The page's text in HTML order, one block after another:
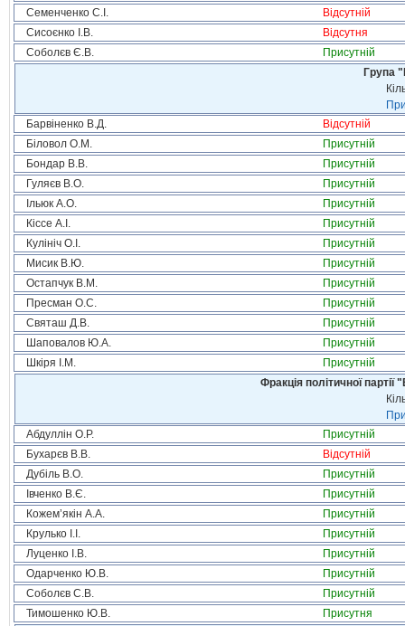
Семенченко С.І.
Відсутній
Сисоєнко І.В.
Відсутня
Соболєв Є.В.
Присутній
Група
Барвіненко В.Д.
Відсутній
Біловол О.М.
Присутній
Бондар В.В.
Присутній
Гуляєв В.О.
Присутній
Ільюк А.О.
Присутній
Кіссе А.І.
Присутній
Кулініч О.І.
Присутній
Мисик В.Ю.
Присутній
Остапчук В.М.
Присутній
Пресман О.С.
Присутній
Святаш Д.В.
Присутній
Шаповалов Ю.А.
Присутній
Шкіря І.М.
Присутній
Фракція політичної
Абдуллін О.Р.
Присутній
Бухарєв В.В.
Відсутній
Дубіль В.О.
Присутній
Івченко В.Є.
Присутній
Кожем’якін А.А.
Присутній
Крулько І.І.
Присутній
Луценко І.В.
Присутній
Одарченко Ю.В.
Присутній
Соболєв С.В.
Присутній
Тимошенко Ю.В.
Присутня